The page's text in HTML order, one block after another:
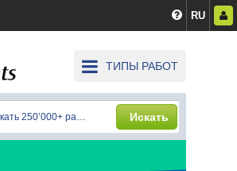
RU
ТИПЫ РАБОТ
Искать